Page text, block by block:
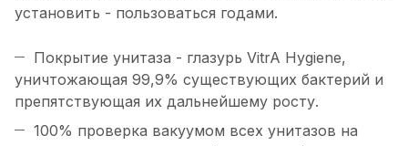
установить - пользоваться годами.
Покрытие унитаза - глазурь VitrA Hygiene,
уничтожающая 99,9% существующих бактерий и
препятствующая их дальнейшему росту.
100% проверка вакуумом всех унитазов на